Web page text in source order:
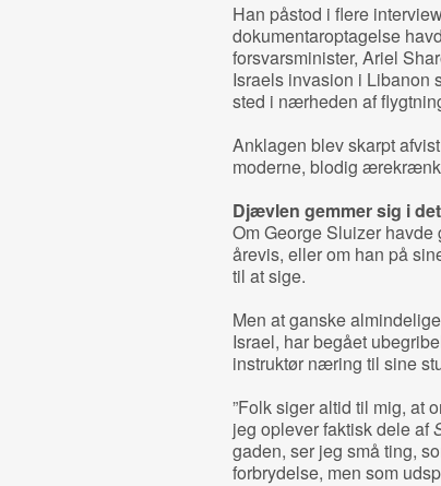
Han påstod i flere
dokumentaroptagelse
forsvarsminister, Ariel
Israels invasion i Libanon
sted i nærheden af
Anklagen blev skarpt
moderne, blodig
Djævlen gemmer sig i
Om George Sluizer
årevis, eller om han på
til at sige.
Men at ganske
Israel, har begået
instruktør næring til sine
”Folk siger altid til mig, at
jeg oplever faktisk dele af
gaden, ser jeg små ting,
forbrydelse, men som